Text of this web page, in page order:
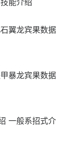
翼龙宾果数据
暴龙宾果数据
一般系招式介